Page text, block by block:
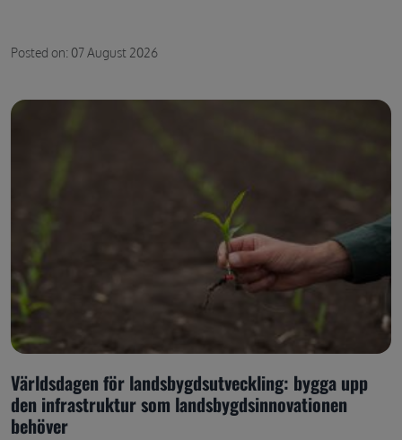
Posted on: 07 August 2026
Världsdagen för landsbygdsutveckling: bygga upp
den infrastruktur som landsbygdsinnovationen
behöver